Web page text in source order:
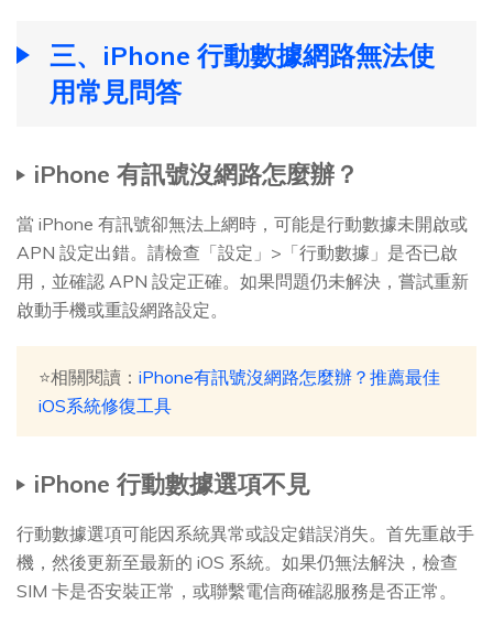
三、iPhone 行動數據網路無法使
用常見問答
iPhone 有訊號沒網路怎麼辦？
當 iPhone 有訊號卻無法上網時，可能是行動數據未開啟或
APN 設定出錯。請檢查「設定」>「行動數據」是否已啟
用，並確認 APN 設定正確。如果問題仍未解決，嘗試重新
啟動手機或重設網路設定。
⭐相關閱讀： iPhone有訊號沒網路怎麼辦？推薦最佳
iOS系統修復工具
iPhone 行動數據選項不見
行動數據選項可能因系統異常或設定錯誤消失。首先重啟手
機，然後更新至最新的 iOS 系統。如果仍無法解決，檢查
SIM 卡是否安裝正常，或聯繫電信商確認服務是否正常。